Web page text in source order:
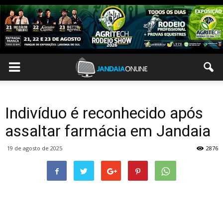
Indivíduo é reconhecido após
assaltar farmácia em Jandaia
19 de agosto de 2025 2876